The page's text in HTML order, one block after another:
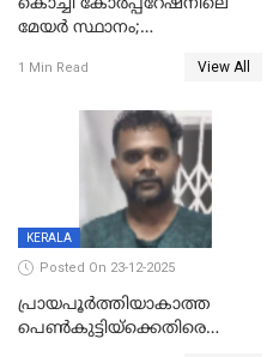
കൊച്ചി കോര്‍പ്പറേഷനിലെ
മേയര്‍ സ്ഥാനം;
രൂക്ഷം
1 Min Read View All
KERALA
Posted On 23-12-2025
പ്രായപൂർത്തിയാകാത്ത
പെൺകുട്ടിയ്ക്കെതിരെ